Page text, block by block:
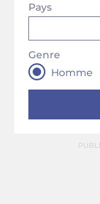
Pays
Genre
Homme